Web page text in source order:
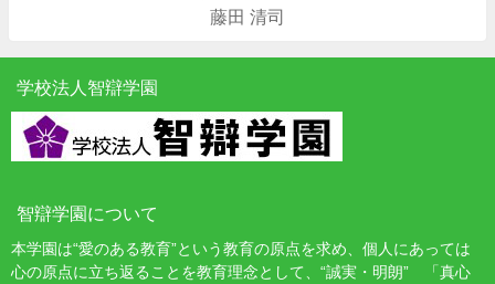
藤田 清司
学校法人智辯学園
智辯学園について
本学園は“愛のある教育”という教育の原点を求め、個人にあっては
心の原点に立ち返ることを教育理念として、“誠実・明朗” 「真心